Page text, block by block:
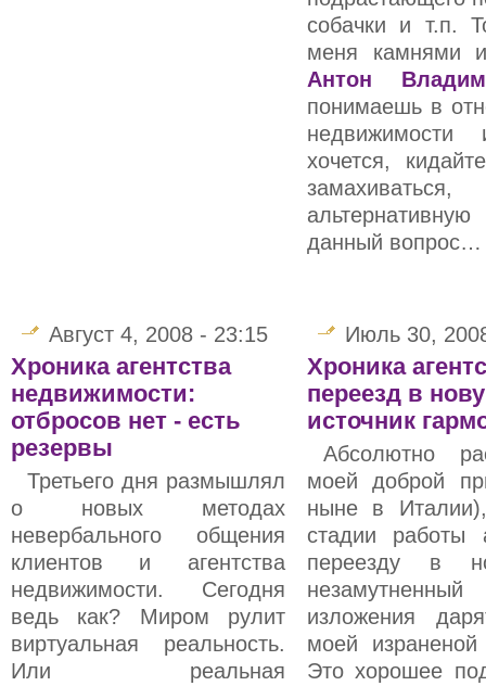
собачки и т.п.
меня камнями
Антон
понимаешь в
хочется,
данный вопрос…
Август 4, 2008 - 23:15
Хроника агентства
недвижимости:
отбросов нет - есть
резервы
Третьего дня размышлял
о новых методах
невербального общения
клиентов и агентства
недвижимости. Сегодня
ведь как? Миром рулит
виртуальная реальность.
Или реальная
Июль 30,
Хроника
переезд в
источник
Абсолютно
моей доброй
ныне в
стадии работы
переезду в
изложения
моей
Это хорошее